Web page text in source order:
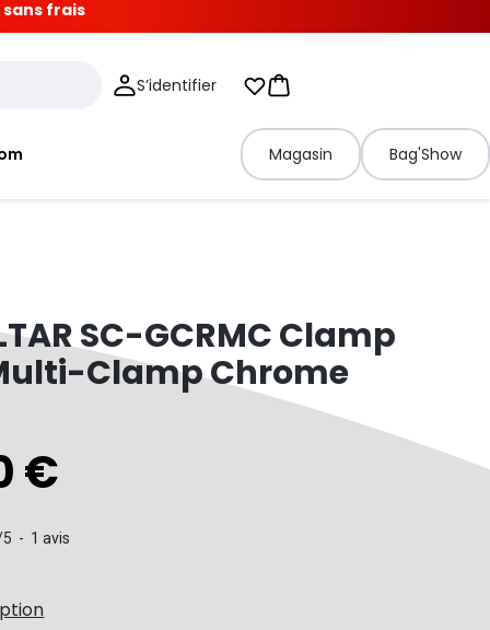
sans frais
S’identifier Mes listes d'envies
Panier
Magasin Bag'Show
SC-GCRMC Clamp
Clamp Chrome
€
5 - 1avis